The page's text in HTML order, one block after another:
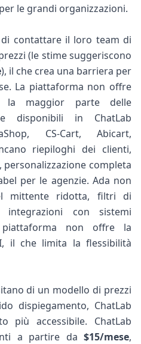
le grandi organizzazioni.
di contattare il loro team di
(le stime suggeriscono
), il che crea una barriera per
La piattaforma non offre
maggior parte delle
disponibili in ChatLab
CS-Cart, Abicart,
riepiloghi dei clienti,
completa
per le agenzie. Ada non
mittente ridotta, filtri di
con sistemi
non offre la
il che limita la flessibilità
di un modello di prezzi
dispiegamento, ChatLab
più accessibile. ChatLab
a partire da $15/mese,